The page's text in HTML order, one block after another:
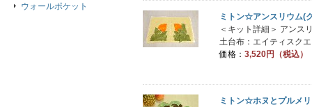
ミトン☆アンスリウム(
＜キット詳細＞ アンス
土台布：エイティスク
価格： 3,520円（税込）
ミトン☆ホヌとプルメ
ウォールポケット